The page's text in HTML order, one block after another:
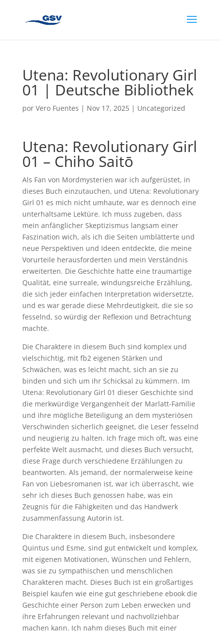
Utena: Revolutionary Girl
01 | Deutsche Bibliothek
por Vero Fuentes | Nov 17, 2025| Uncategorized
Utena: Revolutionary Girl
01 – Chiho Saitō
Als Fan von Mordmysterien war ich aufgerüstet, in
dieses Buch einzutauchen, und Utena: Revolutionary
Girl 01 es mich nicht umhaute, war es dennoch eine
unterhaltsame Lektüre. Ich muss zugeben, dass
mein anfänglicher Skeptizismus langsam einer
Faszination wich, als ich die Seiten umblätterte und
neue Perspektiven und Ideen entdeckte, die meine
Vorurteile herausforderten und mein Verständnis
erweiterten. Die Geschichte hatte eine traumartige
Qualität, eine surreale, windungsreiche Erzählung,
die sich jeder einfachen Interpretation widersetzte,
und es war gerade diese Mehrdeutigkeit, die sie so
fesselnd, so würdig der Reflexion und Betrachtung
machte.
Die Charaktere in diesem Buch sind komplex und
vielschichtig, mit fb2 eigenen Stärken und
Schwächen, was es leicht macht, sich an sie zu
binden und sich um ihr Schicksal zu kümmern. Im
Utena: Revolutionary Girl 01 dieser Geschichte sind
die merkwürdige Vergangenheit der Marlatt-Familie
und ihre mögliche Beteiligung an dem mysteriösen
Verschwinden sicherlich geeignet, die Leser fesselnd
und neugierig zu halten. Ich frage mich oft, was eine
perfekte Welt ausmacht, und dieses Buch versucht,
diese Frage durch verschiedene Erzählungen zu
beantworten. Als jemand, der normalerweise keine
Fan von Liebesromanen ist, war ich überrascht, wie
sehr ich dieses Buch genossen habe, was ein
Zeugnis für die Fähigkeiten und das Handwerk
zusammenfassung Autorin ist.
Die Charaktere in diesem Buch, insbesondere
Quintus und Esme, sind gut entwickelt und komplex,
mit eigenen Motivationen, Wünschen und Fehlern,
was sie zu sympathischen und menschlichen
Charakteren macht. Dieses Buch ist ein großartiges
Beispiel kaufen wie eine gut geschriebene ebook die
Geschichte einer Person zum Leben erwecken und
ihre Erfahrungen relevant und nachvollziehbar
machen kann. Ich nahm dieses Buch mit einer